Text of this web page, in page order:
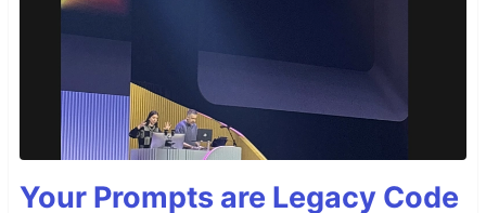
Your Prompts are Legacy Code